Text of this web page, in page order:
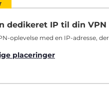
dedikeret IP til din VPN
oplevelse med en IP-adresse,
placeringer